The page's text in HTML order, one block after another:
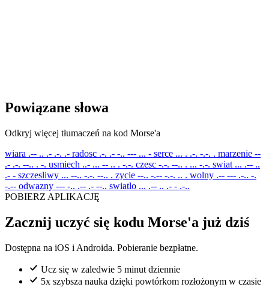
Powiązane słowa
Odkryj więcej tłumaczeń na kod Morse'a
wiara .-- .. .- .-. .- radosc .-. .- -.. --- ... - serce ... . .-. -.-. . marzenie --
.- .-. --.. . -. usmiech ..- ... -- .. . -.-. czesc -.-. --.. . ... -.-. swiat ... .-- ..
.- - szczesliwy ... --.. -.-. --.. . zycie --.. -.-- -.-. .. . wolny .-- --- .-.. -.
-.-- odwazny --- -.. .-- .- --.. swiatlo ... .-- .. .- - .-..
POBIERZ APLIKACJĘ
Zacznij uczyć się kodu Morse'a już dziś
Dostępna na iOS i Androida. Pobieranie bezpłatne.
Ucz się w zaledwie 5 minut dziennie
5x szybsza nauka dzięki powtórkom rozłożonym w czasie